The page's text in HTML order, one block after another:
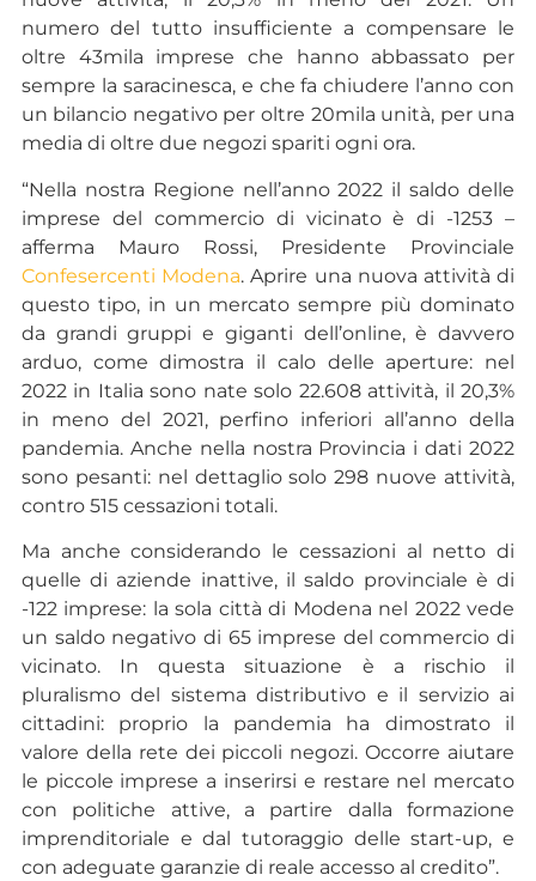
numero del tutto insufficiente a compensare le
oltre 43mila imprese che hanno abbassato per
sempre la saracinesca, e che fa chiudere l’anno con
un bilancio negativo per oltre 20mila unità, per una
media di oltre due negozi spariti ogni ora.
“Nella nostra Regione nell’anno 2022 il saldo delle
imprese del commercio di vicinato è di -1253 –
afferma Mauro Rossi, Presidente Provinciale
Confesercenti Modena. Aprire una nuova attività di
questo tipo, in un mercato sempre più dominato
da grandi gruppi e giganti dell’online, è davvero
arduo, come dimostra il calo delle aperture: nel
2022 in Italia sono nate solo 22.608 attività, il 20,3%
in meno del 2021, perfino inferiori all’anno della
pandemia. Anche nella nostra Provincia i dati 2022
sono pesanti: nel dettaglio solo 298 nuove attività,
contro 515 cessazioni totali.
Ma anche considerando le cessazioni al netto di
quelle di aziende inattive, il saldo provinciale è di
-122 imprese: la sola città di Modena nel 2022 vede
un saldo negativo di 65 imprese del commercio di
vicinato. In questa situazione è a rischio il
pluralismo del sistema distributivo e il servizio ai
cittadini: proprio la pandemia ha dimostrato il
valore della rete dei piccoli negozi. Occorre aiutare
le piccole imprese a inserirsi e restare nel mercato
con politiche attive, a partire dalla formazione
imprenditoriale e dal tutoraggio delle start-up, e
con adeguate garanzie di reale accesso al credito”.